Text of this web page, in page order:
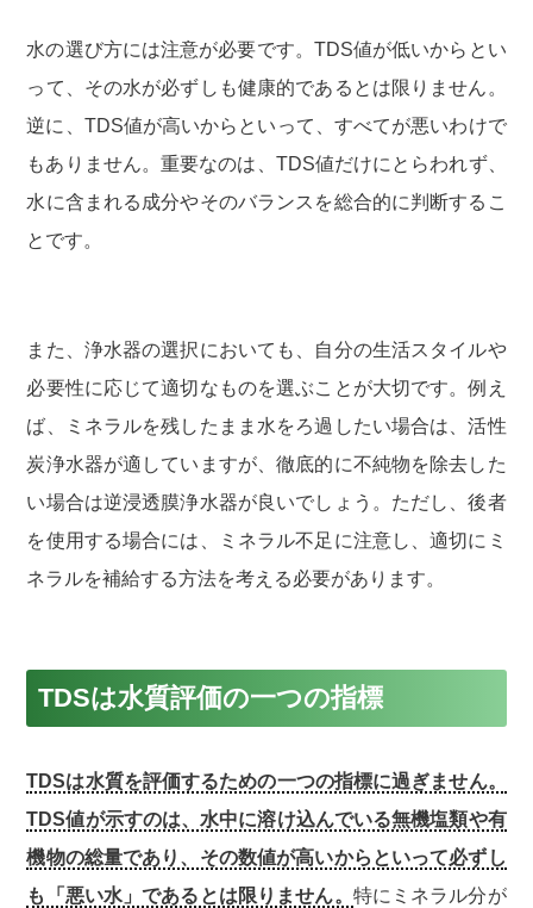
水の選び方には注意が必要です。TDS値が低いからとい
って、その水が必ずしも健康的であるとは限りません。
逆に、TDS値が高いからといって、すべてが悪いわけで
もありません。重要なのは、TDS値だけにとらわれず、
水に含まれる成分やそのバランスを総合的に判断するこ
とです。
また、浄水器の選択においても、自分の生活スタイルや
必要性に応じて適切なものを選ぶことが大切です。例え
ば、ミネラルを残したまま水をろ過したい場合は、活性
炭浄水器が適していますが、徹底的に不純物を除去した
い場合は逆浸透膜浄水器が良いでしょう。ただし、後者
を使用する場合には、ミネラル不足に注意し、適切にミ
ネラルを補給する方法を考える必要があります。
TDSは水質評価の一つの指標
TDSは水質を評価するための一つの指標に過ぎません。
TDS値が示すのは、水中に溶け込んでいる無機塩類や有
機物の総量であり、その数値が高いからといって必ずし
も「悪い水」であるとは限りません。 特にミネラル分が